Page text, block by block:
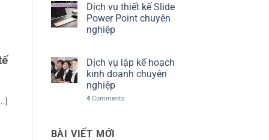
Dịch vụ thiết kế Slide
Power Point chuyên
nghiệp
Dịch vụ lập kế hoạch
kinh doanh chuyên
nghiệp
4Comments
BÀI VIẾT MỚI